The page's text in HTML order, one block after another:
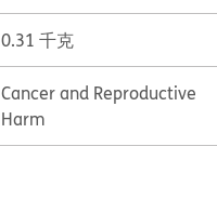
0.31 千克
Cancer and Reproductive
Harm